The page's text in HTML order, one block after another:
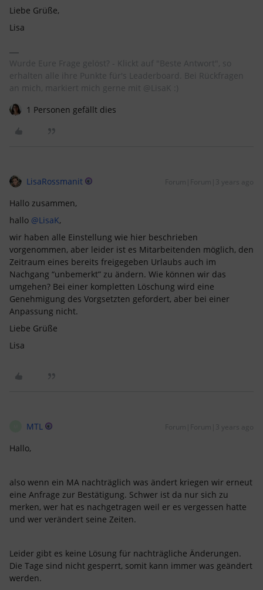
Liebe Grüße,
Lisa
Wurde Eure Frage gelöst? - Klickt auf "Beste Antwort", so
erhalten alle ihre Punkte für's Leaderboard. Bei Rückfragen
an mich, markiert mich gerne mit @LisaK :)
1 Personen gefällt dies
LisaRossmanit Forum|Forum|3 years ago
Hallo zusammen,
hallo @LisaK,
wir haben alle Einstellung wie hier beschrieben
vorgenommen, aber leider ist es Mitarbeitenden möglich, den
Zeitraum eines bereits freigegeben Urlaubs auch im
Nachgang “unbemerkt” zu ändern. Wie können wir das
umgehen? Bei einer kompletten Löschung wird eine
Genehmigung des Vorgsetzten gefordert, aber bei einer
Anpassung nicht.
Liebe Grüße
Lisa
MTL Forum|Forum|3 years ago
Hallo,
also wenn ein MA nachträglich was ändert kriegen wir erneut
eine Anfrage zur Bestätigung. Schwer ist da nur sich zu
merken, wer hat es nachgetragen weil er es vergessen hatte
und wer verändert seine Zeiten.
Leider gibt es keine Lösung für nachträgliche Änderungen.
Die Tage sind nicht gesperrt, somit kann immer was geändert
werden.